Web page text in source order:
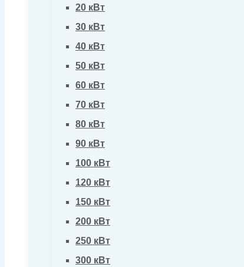
20 кВт
30 кВт
40 кВт
50 кВт
60 кВт
70 кВт
80 кВт
90 кВт
100 кВт
120 кВт
150 кВт
200 кВт
250 кВт
300 кВт